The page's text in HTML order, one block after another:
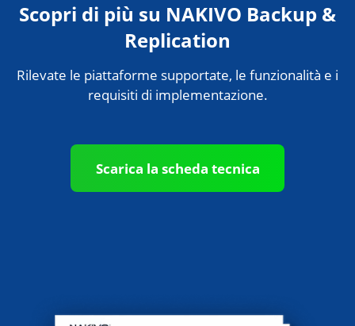
Scopri di più su NAKIVO Backup &
Replication
Rilevate le piattaforme supportate, le funzionalità e i
requisiti di implementazione.
Scarica la scheda tecnica